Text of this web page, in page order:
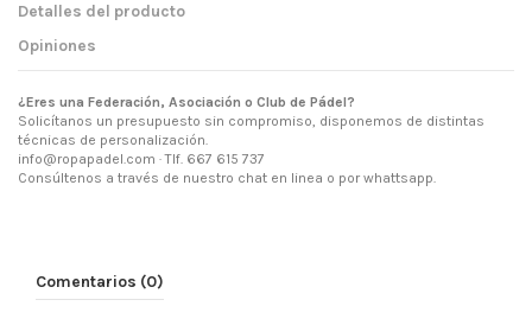
Detalles del producto
Opiniones
¿Eres una Federación, Asociación o Club de Pádel?
Solicítanos un presupuesto sin compromiso, disponemos de distintas
técnicas de personalización.
info@ropapadel.com · Tlf. 667 615 737
Consúltenos a través de nuestro chat en linea o por whattsapp.
Comentarios (0)